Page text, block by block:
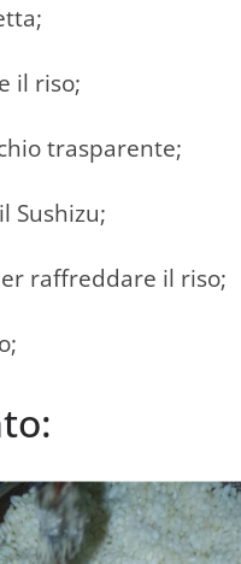
il riso;
trasparente;
Sushizu;
raffreddare il riso;